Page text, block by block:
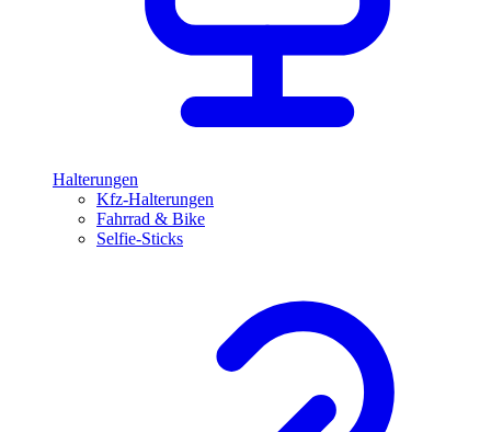
Halterungen
Kfz-Halterungen
Fahrrad & Bike
Selfie-Sticks